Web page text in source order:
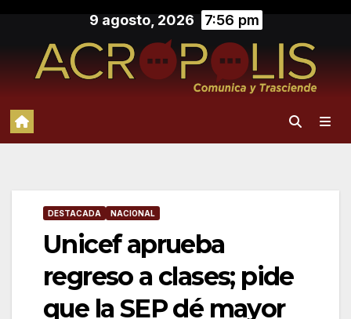
contenido
9 agosto, 2026 7:56 pm
DESTACADA NACIONAL
Unicef aprueba
regreso a clases; pide
que la SEP dé mayor